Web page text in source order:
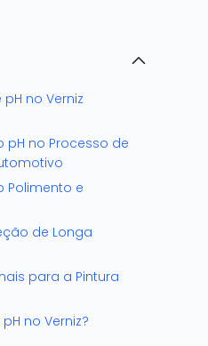
no Verniz
no Processo de
Polimento e
de Longa
para a Pintura
no Verniz?